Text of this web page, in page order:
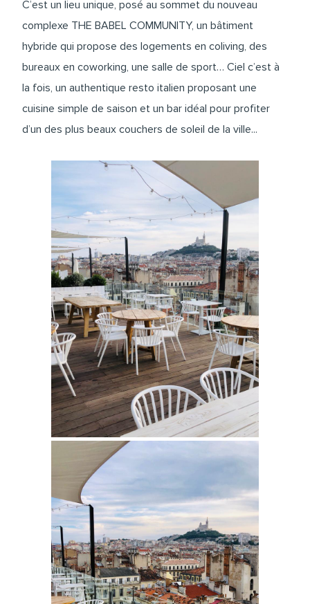
C’est un lieu unique, posé au sommet du nouveau
complexe THE BABEL COMMUNITY, un bâtiment
hybride qui propose des logements en coliving, des
bureaux en coworking, une salle de sport… Ciel c’est à
la fois, un authentique resto italien proposant une
cuisine simple de saison et un bar idéal pour profiter
d’un des plus beaux couchers de soleil de la ville...